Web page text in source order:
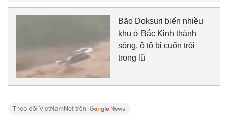
Bão Doksuri biến nhiều
khu ở Bắc Kinh thành
sông, ô tô bị cuốn trôi
trong lũ